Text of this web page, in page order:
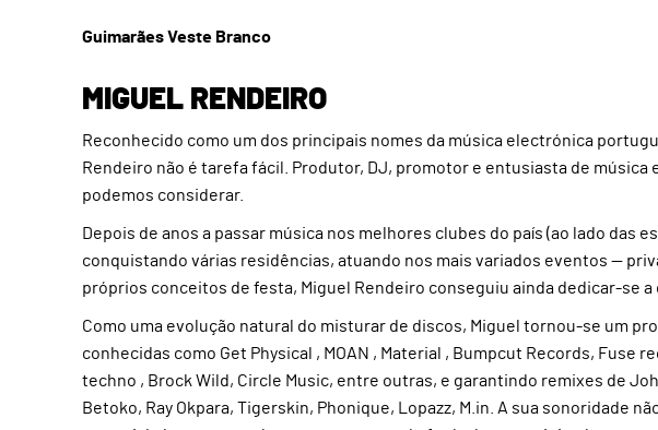
Guimarães Veste Branco
MIGUEL RENDEIRO
Reconhecido como um dos principais nomes da música electrónica
Rendeiro não é tarefa fácil. Produtor, DJ, promotor e entusiasta de
podemos considerar.
Depois de anos a passar música nos melhores clubes do país (ao lado das
conquistando várias residências, atuando nos mais variados eventos —
próprios conceitos de festa, Miguel Rendeiro conseguiu ainda dedicar-se a
Como uma evolução natural do misturar de discos, Miguel tornou-se um
conhecidas como Get Physical , MOAN , Material , Bumpcut Records, Fuse
techno , Brock Wild, Circle Music, entre outras, e garantindo remixes de
Betoko, Ray Okpara, Tigerskin, Phonique, Lopazz, M.in. A sua sonoridade